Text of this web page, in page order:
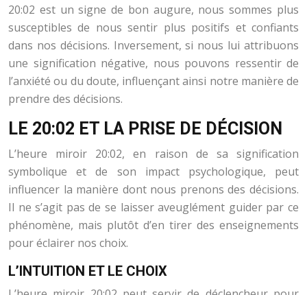
20:02 est un signe de bon augure, nous sommes plus
susceptibles de nous sentir plus positifs et confiants
dans nos décisions. Inversement, si nous lui attribuons
une signification négative, nous pouvons ressentir de
l’anxiété ou du doute, influençant ainsi notre manière de
prendre des décisions.
LE 20:02 ET LA PRISE DE DÉCISION
L’heure miroir 20:02, en raison de sa signification
symbolique et de son impact psychologique, peut
influencer la manière dont nous prenons des décisions.
Il ne s’agit pas de se laisser aveuglément guider par ce
phénomène, mais plutôt d’en tirer des enseignements
pour éclairer nos choix.
L’INTUITION ET LE CHOIX